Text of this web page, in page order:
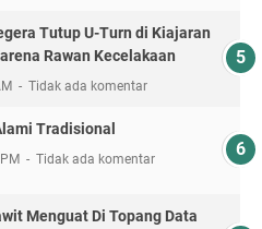
Tutup U-Turn di Kiajaran
Rawan Kecelakaan
Tidak ada komentar
Tradisional
Tidak ada komentar
Menguat Di Topang Data